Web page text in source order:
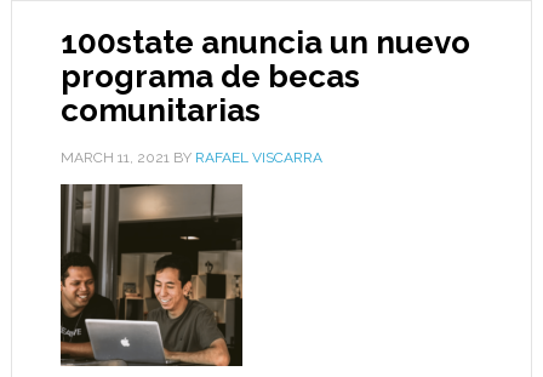
100state anuncia un nuevo
programa de becas
comunitarias
MARCH 11, 2021BY RAFAEL VISCARRA